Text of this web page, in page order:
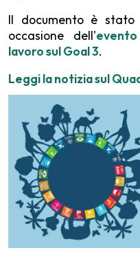
Il documento è
occasione dell'
lavoro sul Goal 3.
Leggi la notizia sul